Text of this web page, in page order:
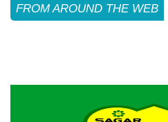
FROM AROUND THE WEB